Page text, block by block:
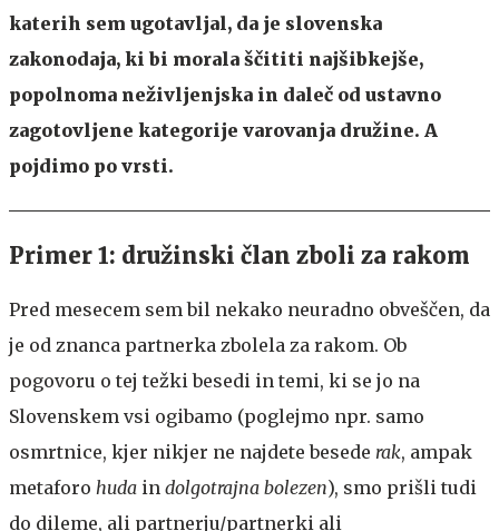
katerih sem ugotavljal, da je slovenska
zakonodaja, ki bi morala ščititi najšibkejše,
popolnoma neživljenjska in daleč od ustavno
zagotovljene kategorije varovanja družine. A
pojdimo po vrsti.
Primer 1: družinski član zboli za rakom
Pred mesecem sem bil nekako neuradno obveščen, da
je od znanca partnerka zbolela za rakom. Ob
pogovoru o tej težki besedi in temi, ki se jo na
Slovenskem vsi ogibamo (poglejmo npr. samo
osmrtnice, kjer nikjer ne najdete besede rak, ampak
metaforo huda in dolgotrajna bolezen), smo prišli tudi
do dileme, ali partnerju/partnerki ali